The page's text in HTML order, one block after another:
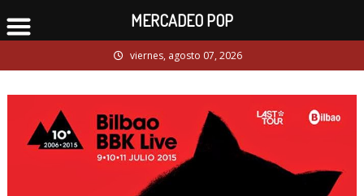
to
viernes, agosto 07, 2026
MERCADEO POP